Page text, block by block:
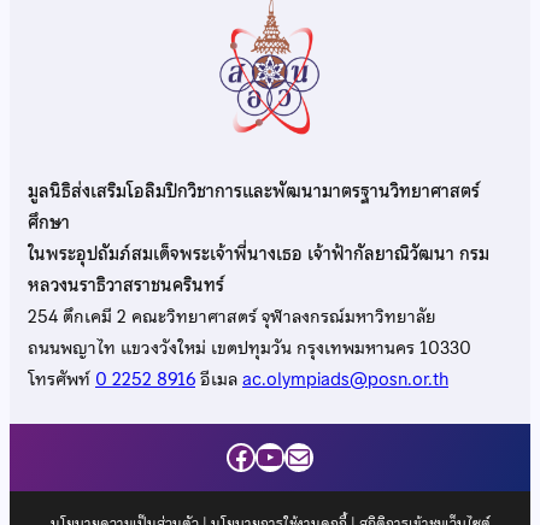
มูลนิธิส่งเสริมโอลิมปิกวิชาการและพัฒนามาตรฐานวิทยาศาสตร์
ศึกษา
ในพระอุปถัมภ์สมเด็จพระเจ้าพี่นางเธอ เจ้าฟ้ากัลยาณิวัฒนา กรม
หลวงนราธิวาสราชนครินทร์
254 ตึกเคมี 2 คณะวิทยาศาสตร์ จุฬาลงกรณ์มหาวิทยาลัย
ถนนพญาไท แขวงวังใหม่ เขตปทุมวัน กรุงเทพมหานคร 10330
โทรศัพท์0 2252 8916อีเมลac.olympiads@posn.or.th
Facebook
YouTube
Mail